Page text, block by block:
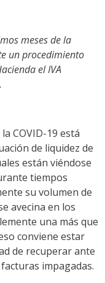
meses de la
un procedimiento
el IVA
COVID-19 está
de liquidez de
están viéndose
tiempos
su volumen de
avecina en los
una más que
conviene estar
de recuperar ante
impagadas.